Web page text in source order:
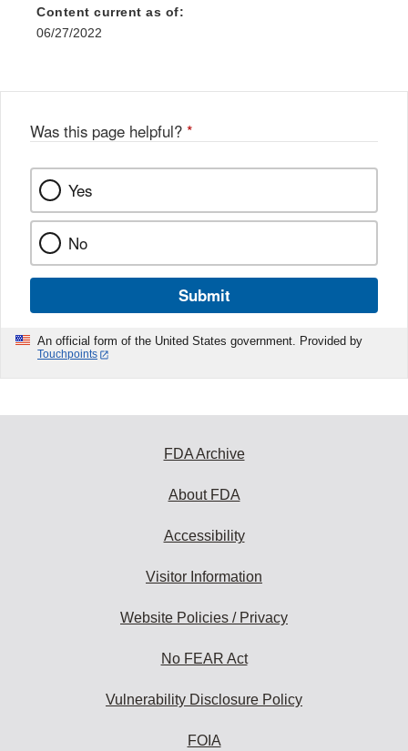
Content current as of:
06/27/2022
Was this page helpful? *
Yes
No
Submit
An official form of the United States government. Provided by
Touchpoints
FDA Archive
About FDA
Accessibility
Visitor Information
Website Policies / Privacy
No FEAR Act
Vulnerability Disclosure Policy
FOIA